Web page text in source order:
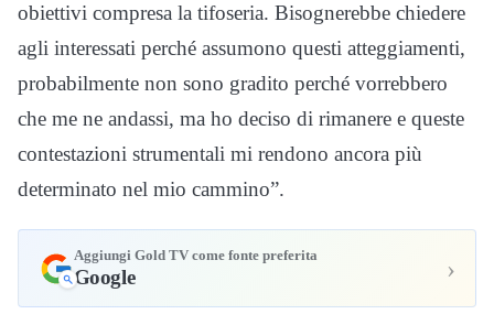
obiettivi compresa la tifoseria. Bisognerebbe chiedere
agli interessati perché assumono questi atteggiamenti,
probabilmente non sono gradito perché vorrebbero
che me ne andassi, ma ho deciso di rimanere e queste
contestazioni strumentali mi rendono ancora più
determinato nel mio cammino”.
Aggiungi Gold TV come fonte preferita
Google ›